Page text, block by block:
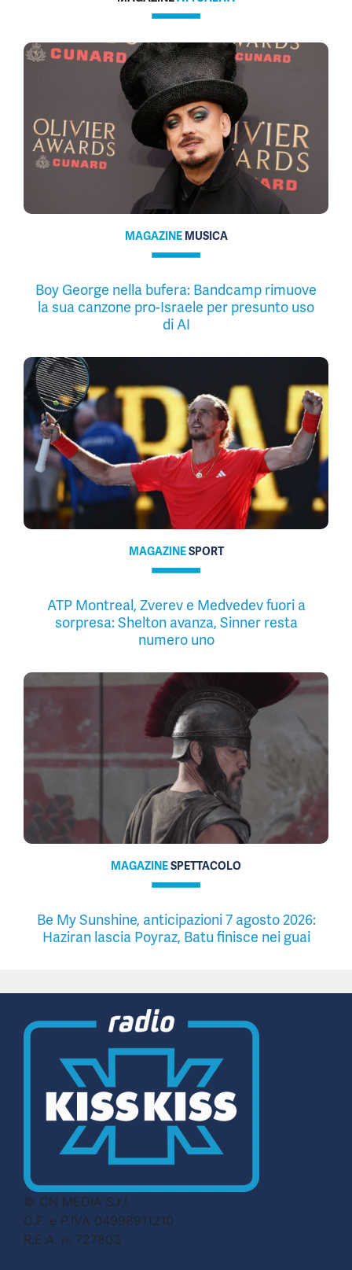
MAGAZINE MUSICA
Boy George nella bufera: Bandcamp rimuove
la sua canzone pro-Israele per presunto uso
di AI
MAGAZINESPORT
ATP Montreal, Zverev e Medvedev fuori a
sorpresa: Shelton avanza, Sinner resta
numero uno
MAGAZINESPETTACOLO
Be My Sunshine, anticipazioni 7 agosto 2026:
Haziran lascia Poyraz, Batu finisce nei guai
© CN MEDIA S.r.l.
C.F. e P.IVA 04998911210
R.E.A. n. 727803